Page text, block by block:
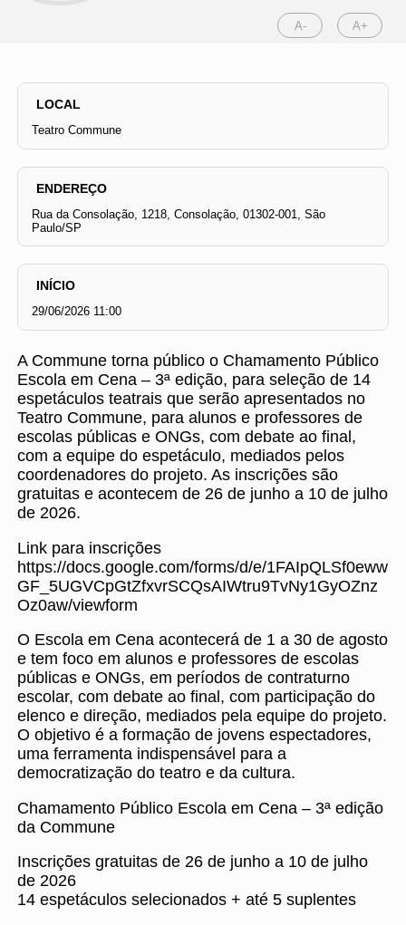
A- A+
LOCAL
Teatro Commune
ENDEREÇO
Rua da Consolação, 1218, Consolação, 01302-001, São
Paulo/SP
INÍCIO
29/06/2026 11:00
A Commune torna público o Chamamento Público
Escola em Cena – 3ª edição, para seleção de 14
espetáculos teatrais que serão apresentados no
Teatro Commune, para alunos e professores de
escolas públicas e ONGs, com debate ao final,
com a equipe do espetáculo, mediados pelos
coordenadores do projeto. As inscrições são
gratuitas e acontecem de 26 de junho a 10 de julho
de 2026.
Link para inscrições
https://docs.google.com/forms/d/e/1FAIpQLSf0eww
GF_5UGVCpGtZfxvrSCQsAIWtru9TvNy1GyOZnz
Oz0aw/viewform
O Escola em Cena acontecerá de 1 a 30 de agosto
e tem foco em alunos e professores de escolas
públicas e ONGs, em períodos de contraturno
escolar, com debate ao final, com participação do
elenco e direção, mediados pela equipe do projeto.
O objetivo é a formação de jovens espectadores,
uma ferramenta indispensável para a
democratização do teatro e da cultura.
Chamamento Público Escola em Cena – 3ª edição
da Commune
Inscrições gratuitas de 26 de junho a 10 de julho
de 2026
14 espetáculos selecionados + até 5 suplentes